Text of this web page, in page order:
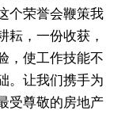
个荣誉会鞭策我
耘，一份收获，
，使工作技能不
。让我们携手为
受尊敬的房地产